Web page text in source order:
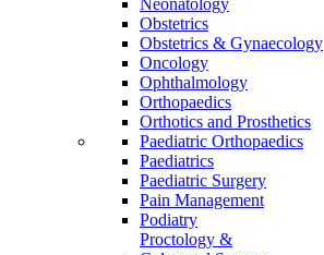
Obstetrics
Obstetrics & Gynaecology
Oncology
Ophthalmology
Orthopaedics
Orthotics and Prosthetics
Paediatric Orthopaedics
Paediatrics
Paediatric Surgery
Pain Management
Podiatry
Proctology &